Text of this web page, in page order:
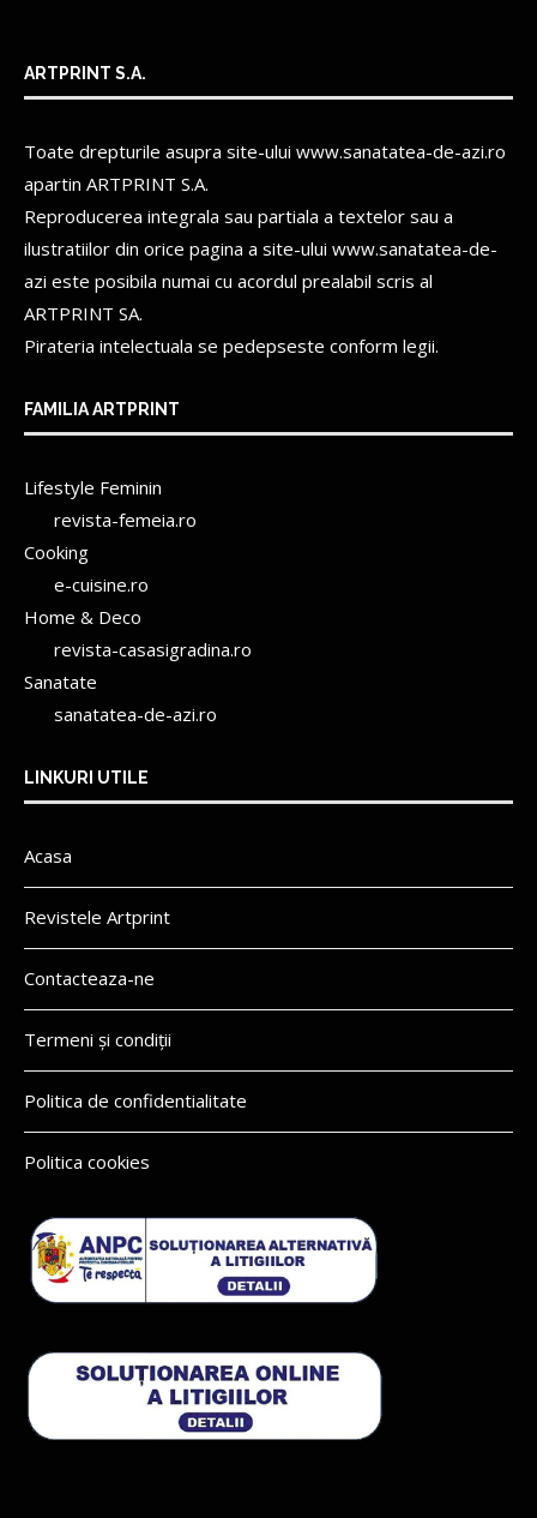
ARTPRINT S.A.
Toate drepturile asupra site-ului www.sanatatea-de-azi.ro
apartin ARTPRINT S.A.
Reproducerea integrala sau partiala a textelor sau a
ilustratiilor din orice pagina a site-ului www.sanatatea-de-
azi este posibila numai cu acordul prealabil scris al
ARTPRINT SA.
Pirateria intelectuala se pedepseste conform legii.
FAMILIA ARTPRINT
Lifestyle Feminin
revista-femeia.ro
Cooking
e-cuisine.ro
Home & Deco
revista-casasigradina.ro
Sanatate
sanatatea-de-azi.ro
LINKURI UTILE
Acasa
Revistele Artprint
Contacteaza-ne
Termeni și condiții
Politica de confidentialitate
Politica cookies